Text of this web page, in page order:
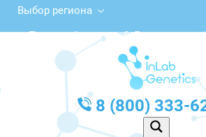
Выбор региона
Первомайская ул., 8, Бирюсинск,
с 10:00 до 20:00
График работы: Пн-Пт с 10:00
8 (800) 333-